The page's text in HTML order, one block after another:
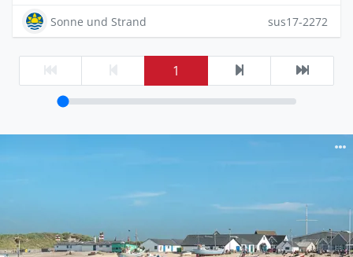
Sonne und Strand sus17-2272
1